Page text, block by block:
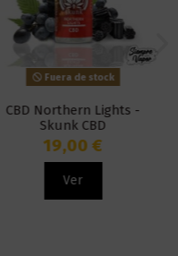
Fuera de stock
CBD Northern Lights -
Skunk CBD
19,00 €
Ver